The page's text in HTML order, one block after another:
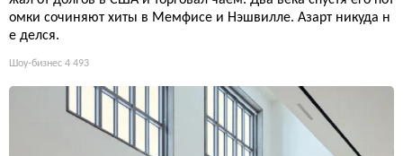
омки сочиняют хиты в Мемфисе и Нэшвилле. Азарт никуда н
е делся.
Шоу-бизнес 4 493